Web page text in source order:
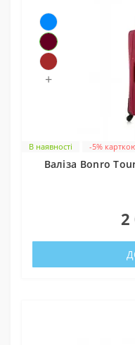
В наявності
+
-5%
Валіза Bonro
2